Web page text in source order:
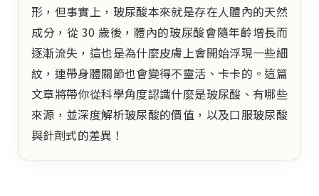
形，但事實上，玻尿酸本來就是存在人體內的天然
成分，從 30 歲後，體內的玻尿酸會隨年齡增長而
逐漸流失，這也是為什麼皮膚上會開始浮現一些細
紋，連帶身體關節也會變得不靈活、卡卡的。這篇
文章將帶你從科學角度認識什麼是玻尿酸、有哪些
來源，並深度解析玻尿酸的價值，以及口服玻尿酸
與針劑式的差異！